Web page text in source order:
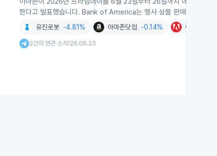
한다고 발표했습니다. Bank of America는 행사 상품 판매액을
유진로봇 -4.81% 아마존닷컴 -0.14% 어도비
2건의 연관 소식 26.06.23